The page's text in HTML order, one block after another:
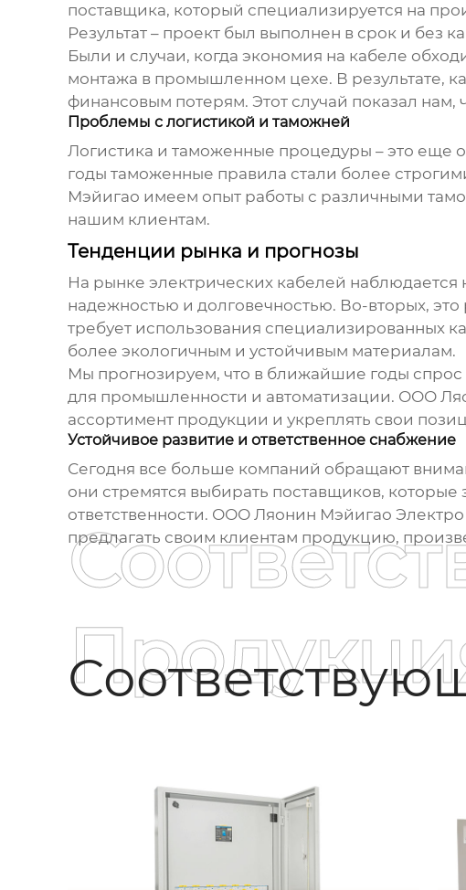
поставщика, который специализируется на
Результат – проект был выполнен в срок и без
Были и случаи, когда экономия на кабеле
монтажа в промышленном цехе. В результате,
финансовым потерям. Этот случай показал нам,
Проблемы с логистикой и таможней
Логистика и таможенные процедуры – это еще
годы таможенные правила стали более
Мэйигао имеем опыт работы с различными
нашим клиентам.
Тенденции рынка и прогнозы
На рынке электрических кабелей
надежностью и долговечностью. Во-вторых,
требует использования специализированных
более экологичным и устойчивым материалам.
Мы прогнозируем, что в ближайшие годы спрос
для промышленности и автоматизации. ООО
ассортимент продукции и укреплять свои
Устойчивое развитие и ответственное снабжение
Сегодня все больше компаний обращают
они стремятся выбирать поставщиков,
ответственности. ООО Ляонин Мэйигао
предлагать своим клиентам продукцию,